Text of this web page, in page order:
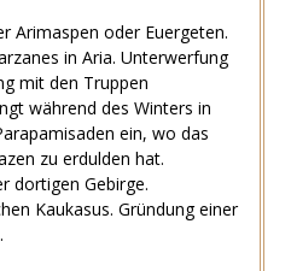
Arimaspen oder Euergeten.
in Aria. Unterwerfung
mit den Truppen
während des Winters in
ein, wo das
zu erdulden hat.
dortigen Gebirge.
Kaukasus. Gründung einer